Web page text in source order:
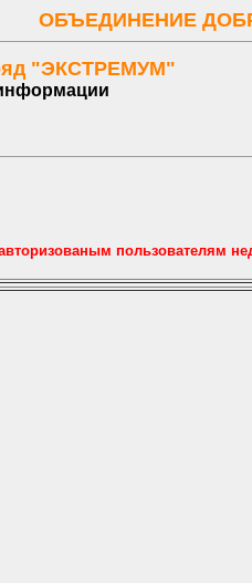
ОБЪЕДИНЕНИЕ
"ЭКСТРЕМУМ"
пользователям